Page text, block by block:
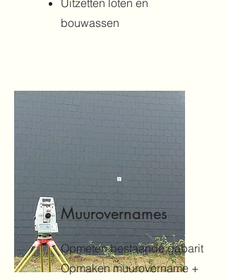
Uitzetten loten en
bouwassen
Muurovernames
Opmeten bestaande gabarit
Opmaken muurovername +